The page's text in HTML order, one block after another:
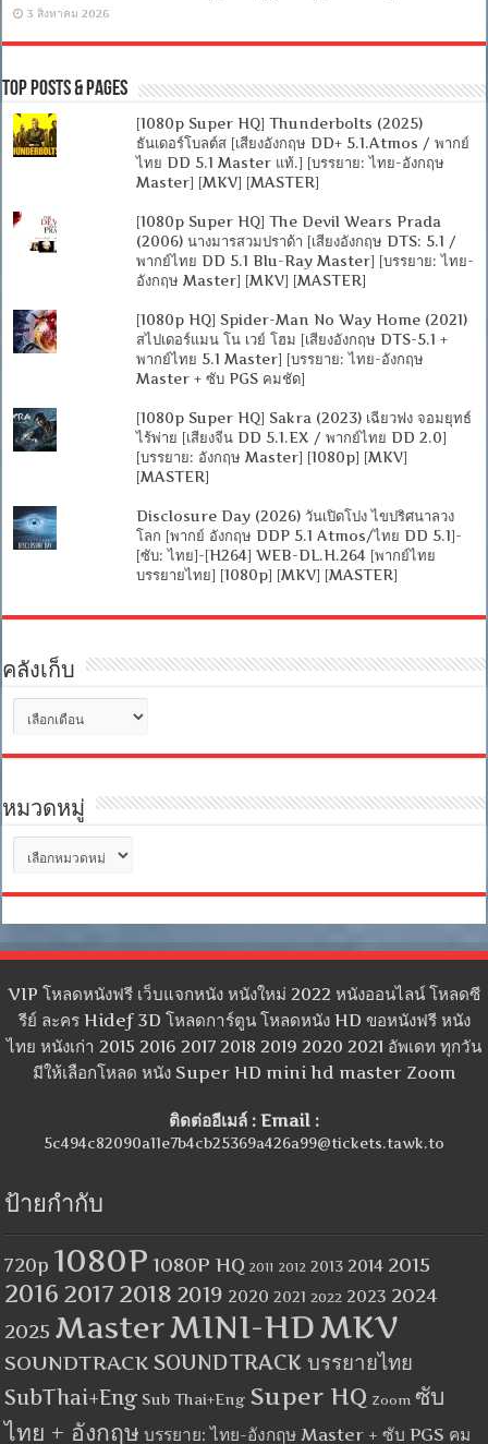
3 สิงหาคม 2026
Top Posts & Pages
[1080p Super HQ] Thunderbolts (2025)
ธันเดอร์โบลต์ส [เสียงอังกฤษ DD+ 5.1.Atmos / พากย์
ไทย DD 5.1 Master แท้.] [บรรยาย: ไทย-อังกฤษ
Master] [MKV] [MASTER]
[1080p Super HQ] The Devil Wears Prada
(2006) นางมารสวมปราด้า [เสียงอังกฤษ DTS: 5.1 /
พากย์ไทย DD 5.1 Blu-Ray Master] [บรรยาย: ไทย-
อังกฤษ Master] [MKV] [MASTER]
[1080p HQ] Spider-Man No Way Home (2021)
สไปเดอร์แมน โน เวย์ โฮม [เสียงอังกฤษ DTS-5.1 +
พากย์ไทย 5.1 Master] [บรรยาย: ไทย-อังกฤษ
Master + ซับ PGS คมชัด]
[1080p Super HQ] Sakra (2023) เฉียวฟง จอมยุทธ์
ไร้พ่าย [เสียงจีน DD 5.1.EX / พากย์ไทย DD 2.0]
[บรรยาย: อังกฤษ Master] [1080p] [MKV]
[MASTER]
Disclosure Day (2026) วันเปิดโปง ไขปริศนาลวง
โลก [พากย์ อังกฤษ DDP 5.1 Atmos/ไทย DD 5.1]-
[ซับ: ไทย]-[H264] WEB-DL.H.264 [พากย์ไทย
บรรยายไทย] [1080p] [MKV] [MASTER]
คลังเก็บ
เก็บ
หมวดหมู่
หมู่
VIP โหลดหนังฟรี เว็บแจกหนัง หนังใหม่ 2022 หนังออนไลน์ โหลดซี
รีย์ ละคร Hidef 3D โหลดการ์ตูน โหลดหนัง HD ขอหนังฟรี หนัง
ไทย หนังเก่า 2015 2016 2017 2018 2019 2020 2021 อัพเดท ทุกวัน
มีให้เลือกโหลด หนัง Super HD mini hd master Zoom
ติดต่ออีเมล์ : Email :
5c494c82090a11e7b4cb25369a426a99@tickets.tawk.to
ป้ายกำกับ
720p 1080P 1080P HQ 2011 2012 2013 2014 2015
2016 2017 2018 2019 2020 2021 2022 2023 2024
2025 MasterMINI-HDMKV
SOUNDTRACK SOUNDTRACK บรรยายไทย
SubThai+Eng Sub Thai+Eng Super HQ Zoom ซับ
ไทย + อังกฤษ บรรยาย: ไทย-อังกฤษ Master + ซับ PGS คม